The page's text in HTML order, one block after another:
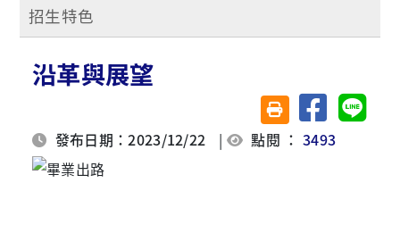
招生特色
沿革與展望
友善列印(另開視窗)
分享至臉書分享
發布日期：2023/12/22 | 點閱 ：3493